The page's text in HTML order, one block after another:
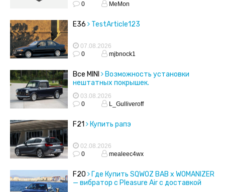
0
MeMon
E36 TestArticle123
07.08.2026
0
mjbnock1
Все MINI
Возможность установки
нештатных покрышек.
03.08.2026
0
L_Gulliveroff
F21 Купить рапэ
02.08.2026
0
mealeec4wx
F20
Где Купить SQWOZ BAB x WOMANIZER
— вибратор с Pleasure Air с доставкой